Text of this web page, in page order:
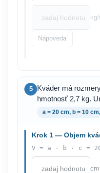
kg/
Nápoveda
5
Kváder má
hmotnosť 2,7 kg.
a = 20 cm, b = 10
Krok 1 — Objem
V = a · b · c =